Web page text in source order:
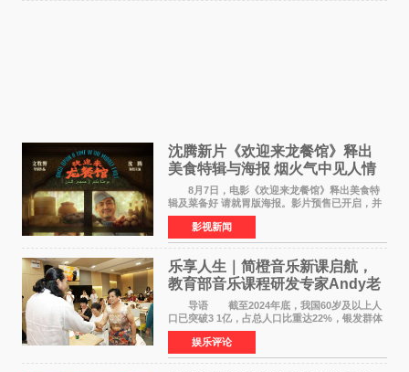
沈腾新片《欢迎来龙餐馆》释出
美食特辑与海报 烟火气中见人情
温暖
8月7日，电影《欢迎来龙餐馆》释出美食特
辑及菜备好 请就胃版海报。影片预售已开启，并
将于8月8日至10日14:00-21:00举行全国超前点
映。电影《欢迎来龙餐馆》作为战争美食喜剧大
片，讲述了中国
影视新闻
乐享人生｜简橙音乐新课启航，
教育部音乐课程研发专家Andy老
师重磅入驻领航银龄琴声
导语 截至2024年底，我国60岁及以上人
口已突破3 1亿，占总人口比重达22%，银发群体
的精神文化需求日益凸显。2024年1月，国务院办
公厅印发《关于发展银发经济增进老年人福祉的
意见》——这是
娱乐评论